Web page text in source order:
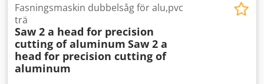
Fasningsmaskin dubbelsåg för alu,pvc
trä
Saw 2 a head for precision
cutting of aluminum Saw 2 a
head for precision cutting of
aluminum